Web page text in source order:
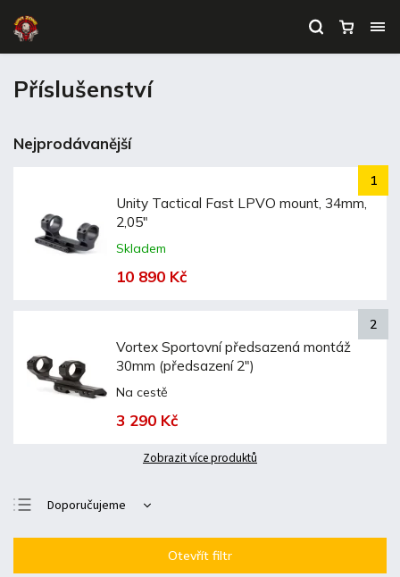
Příslušenství
Nejprodávanější
Unity Tactical Fast LPVO mount, 34mm,
2,05"
Skladem
10 890 Kč
Vortex Sportovní předsazená montáž
30mm (předsazení 2")
Na cestě
3 290 Kč
Zobrazit více produktů
Doporučujeme
Nejlevnější
Otevřít filtr